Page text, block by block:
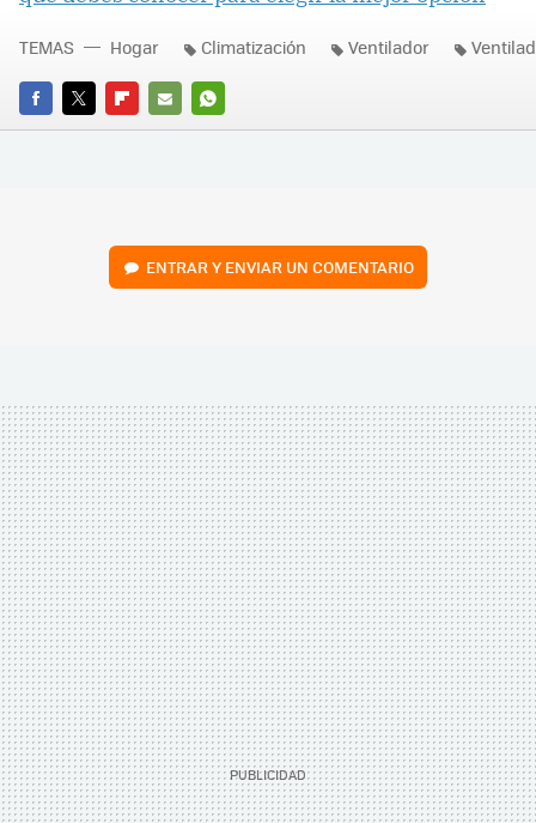
FACEBOOK
TWITTERFLIPBOARD
E-
WHATSAPP
TEMAS Hogar Climatización Ventilador
ENTRAR Y ENVIAR UN COMENTARIO